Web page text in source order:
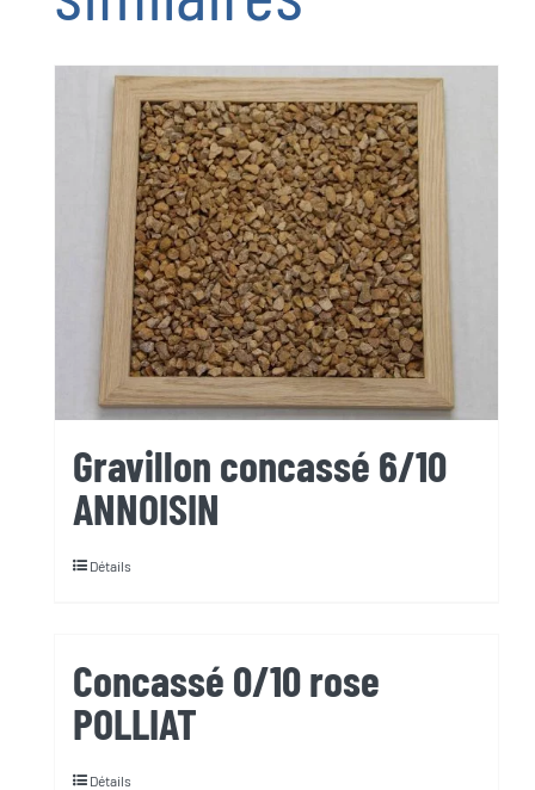
Gravillon concassé 6/10
ANNOISIN
Détails
Concassé 0/10 rose
POLLIAT
Détails